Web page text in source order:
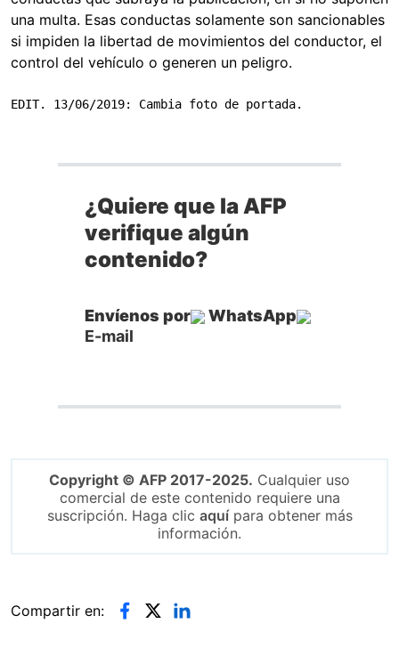
una multa. Esas conductas solamente son sancionables
si impiden la libertad de movimientos del conductor, el
control del vehículo o generen un peligro.
EDIT. 13/06/2019: Cambia foto de portada.
¿Quiere que la AFP
verifique algún
contenido?
Envíenos por
WhatsApp
E-mail
Copyright © AFP 2017-2025. Cualquier uso
comercial de este contenido requiere una
suscripción. Haga clic aquípara obtener más
información.
Compartir en: